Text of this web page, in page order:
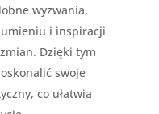
wyzwania,
i inspiracji
Dzięki tym
swoje
co ułatwia